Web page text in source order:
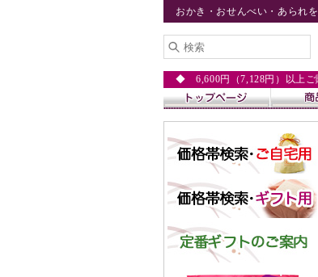
おかき・おせんべい・あられ
◆ 6,600円（7,128円）以上ご